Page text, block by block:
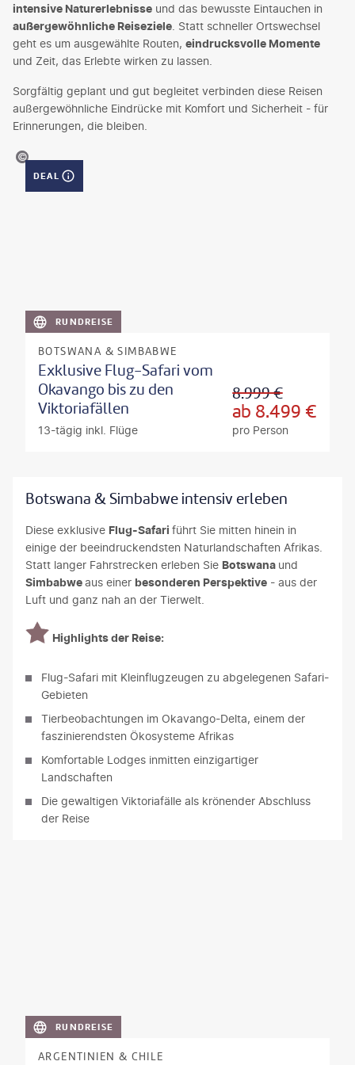
intensive Naturerlebnisse und das bewusste Eintauchen in
außergewöhnliche Reiseziele . Statt schneller Ortswechsel
geht es um ausgewählte Routen, eindrucksvolle Momente
und Zeit, das Erlebte wirken zu lassen.
Sorgfältig geplant und gut begleitet verbinden diese Reisen
außergewöhnliche Eindrücke mit Komfort und Sicherheit - für
Erinnerungen, die bleiben.
DEAL
- gty
RUNDREISE
BOTSWANA & SIMBABWE
Exklusive Flug-Safari vom
Okavango bis zu den
Viktoriafällen
13-tägig inkl. Flüge
8.999€
ab 8.499 €
pro Person
Botswana & Simbabwe intensiv erleben
Diese exklusive Flug-Safari führt Sie mitten hinein in
einige der beeindruckendsten Naturlandschaften Afrikas.
Statt langer Fahrstrecken erleben Sie Botswana und
Simbabweaus einer besonderen Perspektive - aus der
Luft und ganz nah an der Tierwelt.
Highlights der Reise:
Flug-Safari mit Kleinflugzeugen zu abgelegenen Safari-
Gebieten
Tierbeobachtungen im Okavango-Delta, einem der
faszinierendsten Ökosysteme Afrikas
Komfortable Lodges inmitten einzigartiger
Landschaften
Die gewaltigen Viktoriafälle als krönender Abschluss
der Reise
RUNDREISE
ARGENTINIEN & CHILE